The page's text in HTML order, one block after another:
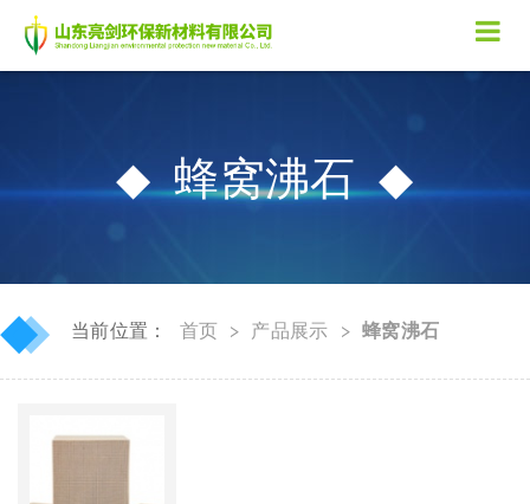
蜂窝沸石
◆
◆ 当前位置： 首页 > 产品展示 > 蜂窝沸石